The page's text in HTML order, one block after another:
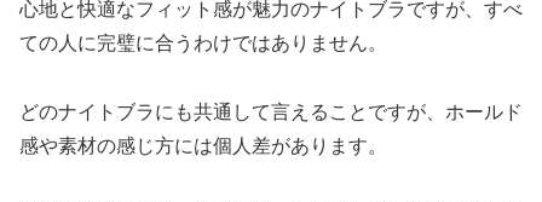
心地と快適なフィット感が魅力のナイトブラですが、すべ
ての人に完璧に合うわけではありません。
どのナイトブラにも共通して言えることですが、ホールド
感や素材の感じ方には個人差があります。